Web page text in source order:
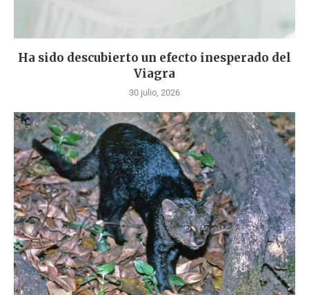
Ha sido descubierto un efecto inesperado del
Viagra
30 julio, 2026